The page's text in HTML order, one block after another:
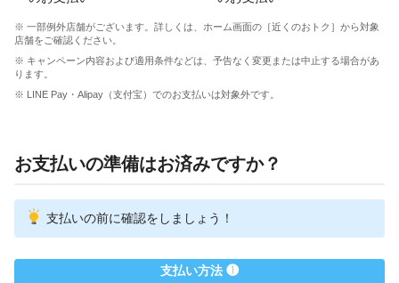
※ 一部例外店舗がございます。詳しくは、ホーム画面の［近くのおトク］から対象
店舗をご確認ください。
※ キャンペーン内容および適用条件などは、予告なく変更または中止する場合があ
ります。
※ LINE Pay・Alipay（支付宝）でのお支払いは対象外です。
お支払いの準備はお済みですか？
支払いの前に確認をしましょう！
支払い方法 ❶